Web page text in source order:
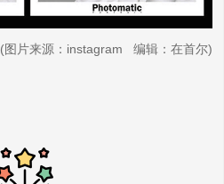
(图片来源：instagram 编辑：在首尔)